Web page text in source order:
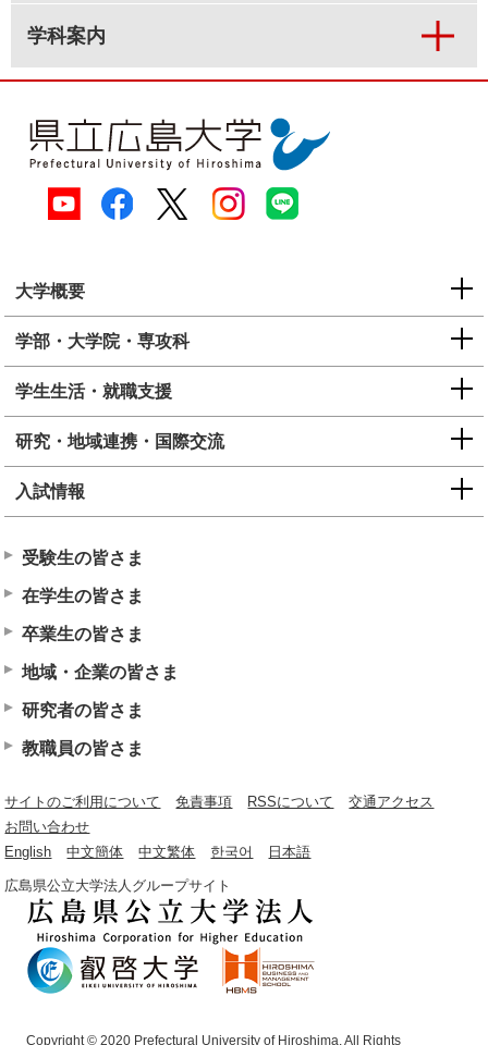
学科案内
大学概要
学部・大学院・専攻科
学生生活・就職支援
研究・地域連携・国際交流
入試情報
受験生の皆さま
在学生の皆さま
卒業生の皆さま
地域・企業の皆さま
研究者の皆さま
教職員の皆さま
サイトのご利用について 免責事項 RSSについて
交通アクセス
お問い合わせ
English
中文簡体 中文繁体 한국어 日本語
広島県公立大学法人グループサイト
Copyright © 2020 Prefectural University of Hiroshima. All Rights